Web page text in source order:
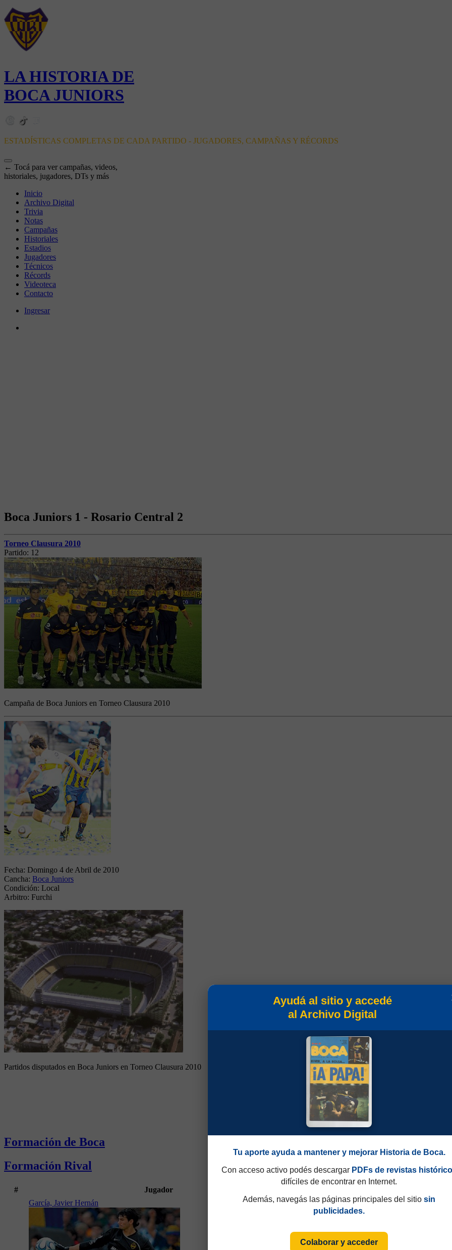
LA HISTORIA DE
BOCA JUNIORS
ESTADÍSTICAS COMPLETAS DE CADA PARTIDO - JUGADORES, CAMPAÑAS Y RÉCORDS
← Tocá para ver campañas, videos,
historiales, jugadores, DTs y más
Inicio
Archivo Digital
Trivia
Notas
Campañas
Historiales
Estadios
Jugadores
Técnicos
Récords
Videoteca
Contacto
Ingresar
Boca Juniors 1 - Rosario Central 2
Torneo Clausura 2010
Partido: 12
Campaña de Boca Juniors en Torneo Clausura 2010
Fecha: Domingo 4 de Abril de 2010
Cancha: Boca Juniors
Condición: Local
Arbitro: Furchi
Partidos disputados en Boca Juniors en Torneo Clausura 2010
Formación de Boca
Formación Rival
# Jugador
García, Javier Hernán
Ayudá al sitio y accedé
al Archivo Digital
Tu aporte ayuda a mantener y mejorar Historia de Boca.
Con acceso activo podés descargar PDFs de revistas
difíciles de encontrar en Internet.
Además, navegás las páginas principales del sitio sin
publicidades.
Colaborar y acceder